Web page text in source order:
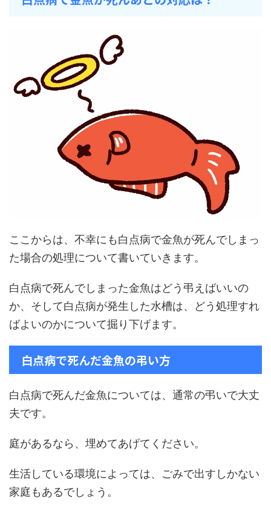
ここからは、不幸にも白点病で金魚が死んでしまっ
た場合の処理について書いていきます。
白点病で死んでしまった金魚はどう弔えばいいの
か、そして白点病が発生した水槽は、どう処理すれ
ばよいのかについて掘り下げます。
白点病で死んだ金魚の弔い方
白点病で死んだ金魚については、通常の弔いで大丈
夫です。
庭があるなら、埋めてあげてください。
生活している環境によっては、ごみで出すしかない
家庭もあるでしょう。